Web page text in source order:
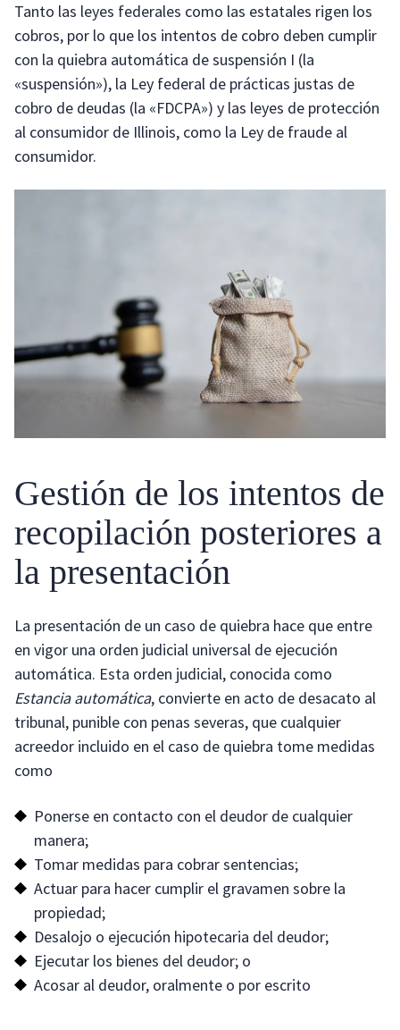
Tanto las leyes federales como las estatales rigen los
cobros, por lo que los intentos de cobro deben cumplir
con la quiebra automática de suspensión I (la
«suspensión»), la Ley federal de prácticas justas de
cobro de deudas (la «FDCPA») y las leyes de protección
al consumidor de Illinois, como la Ley de fraude al
consumidor.
Gestión de los intentos de
recopilación posteriores a
la presentación
La presentación de un caso de quiebra hace que entre
en vigor una orden judicial universal de ejecución
automática. Esta orden judicial, conocida como
Estancia automática, convierte en acto de desacato al
tribunal, punible con penas severas, que cualquier
acreedor incluido en el caso de quiebra tome medidas
como
Ponerse en contacto con el deudor de cualquier
manera;
Tomar medidas para cobrar sentencias;
Actuar para hacer cumplir el gravamen sobre la
propiedad;
Desalojo o ejecución hipotecaria del deudor;
Ejecutar los bienes del deudor; o
Acosar al deudor, oralmente o por escrito